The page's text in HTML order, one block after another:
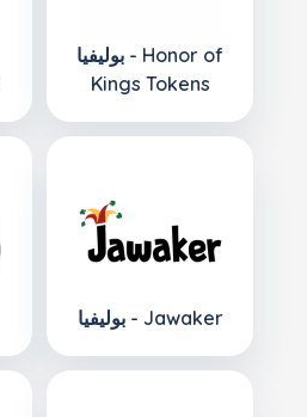
بوليفيا - Honor of
Kings Tokens
بوليفيا - Jawaker